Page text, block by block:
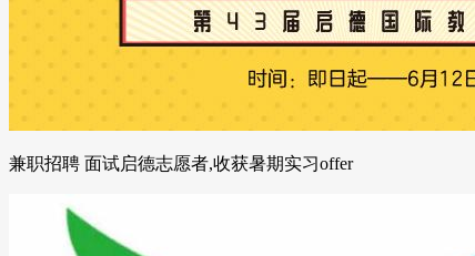
兼职招聘 面试启德志愿者,收获暑期实习offer